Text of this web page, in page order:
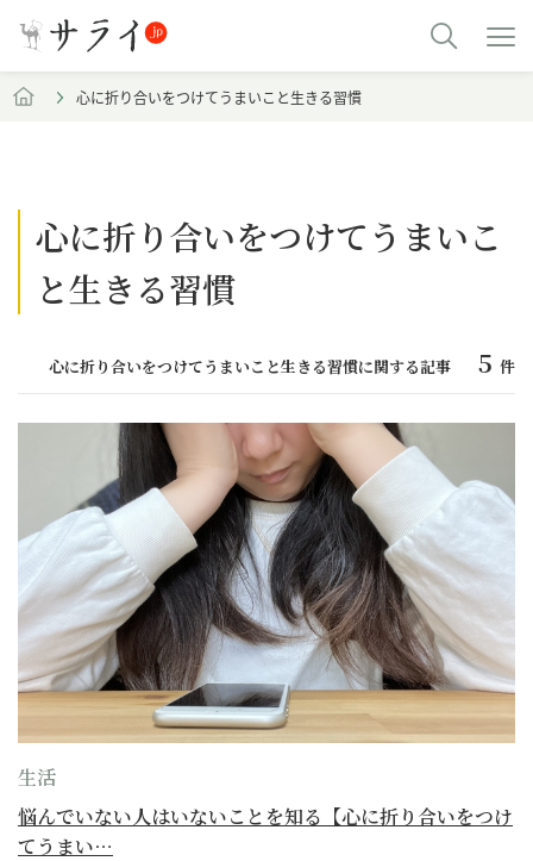
心に折り合いをつけてうまいこと生きる習慣
心に折り合いをつけてうまいこ
と生きる習慣
心に折り合いをつけてうまいこと生きる習慣に関する記事 5 件
生活
悩んでいない人はいないことを知る【心に折り合いをつけ
てうまい…